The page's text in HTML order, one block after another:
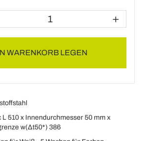
WARENKORB LEGEN
L 510 x Innendurchmesser 50 mm x
w(Δt50*) 386